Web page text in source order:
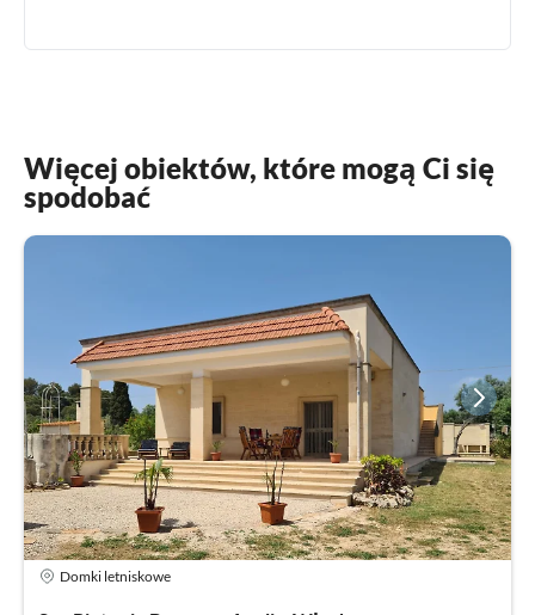
Więcej obiektów, które mogą Ci się
spodobać
Domki letniskowe